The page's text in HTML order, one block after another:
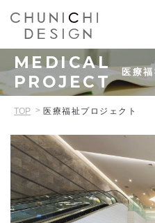
MEDICAL
PROJECT
医療
TOP 医療福祉プロジェクト